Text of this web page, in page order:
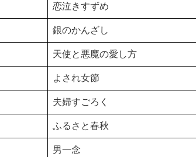
恋泣きすずめ
銀のかんざし
天使と悪魔の愛し方
よされ女節
夫婦すごろく
ふるさと春秋
男一念